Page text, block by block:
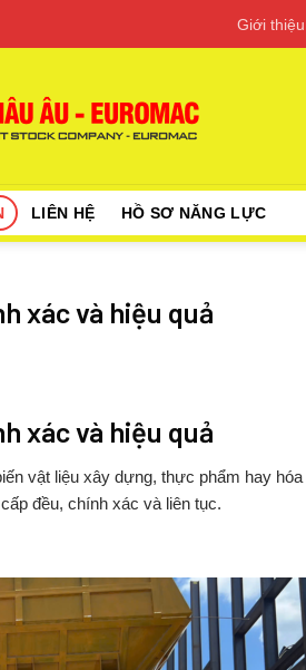
Giới thiệu
LIÊN HỆ HỒ SƠ NĂNG LỰC
xác và hiệu quả
xácvà hiệu quả
vật liệu xây dựng, thực phẩm hay hóa
cấp đều, chính xác và liên tục.